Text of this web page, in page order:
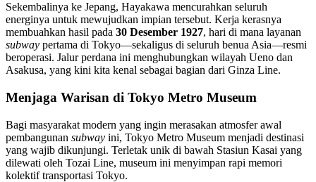
Sekembalinya ke Jepang, Hayakawa mencurahkan seluruh
energinya untuk mewujudkan impian tersebut. Kerja kerasnya
membuahkan hasil pada 30 Desember 1927, hari di mana layanan
subway pertama di Tokyo—sekaligus di seluruh benua Asia—resmi
beroperasi. Jalur perdana ini menghubungkan wilayah Ueno dan
Asakusa, yang kini kita kenal sebagai bagian dari Ginza Line.
Menjaga Warisan di Tokyo Metro Museum
Bagi masyarakat modern yang ingin merasakan atmosfer awal
pembangunan subway ini, Tokyo Metro Museum menjadi destinasi
yang wajib dikunjungi. Terletak unik di bawah Stasiun Kasai yang
dilewati oleh Tozai Line, museum ini menyimpan rapi memori
kolektif transportasi Tokyo.